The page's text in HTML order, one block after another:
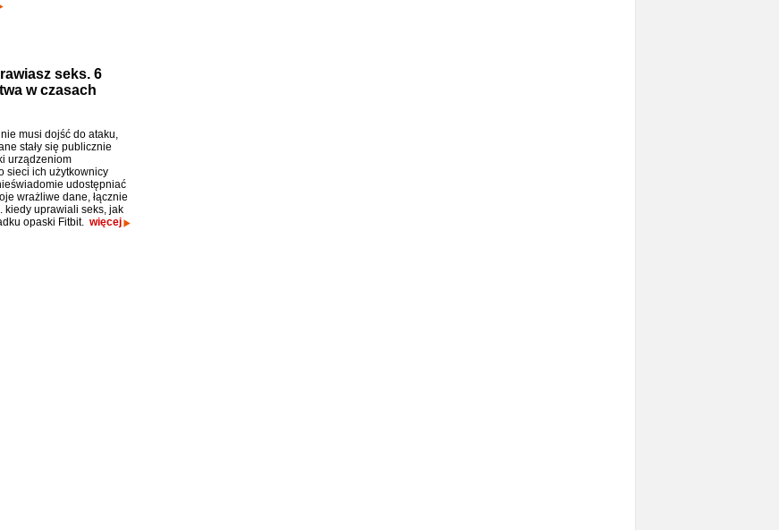
seks. 6
w czasach
musi dojść do ataku,
stały się publicznie
urządzeniom
sieci ich użytkownicy
udostępniać
wrażliwe dane, łącznie
kiedy uprawiali seks, jak
opaski Fitbit. więcej